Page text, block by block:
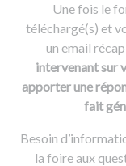
Une fois le
téléchargé(s) et
un email
intervenant sur
apporter une
fait
Besoin
la foire aux